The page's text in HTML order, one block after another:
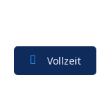
Vollzeit